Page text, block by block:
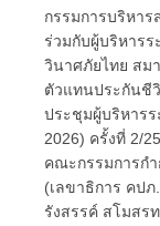
กรรมการบริหา
ร่วมกับผู้บริหาร
วินาศภัยไทย สม
ตัวแทนประกันชี
ประชุมผู้บริหารร
2026) ครั้งที่ 2/
คณะกรรมการก
(เลขาธิการ คป
รังสรรค์ สโมสร